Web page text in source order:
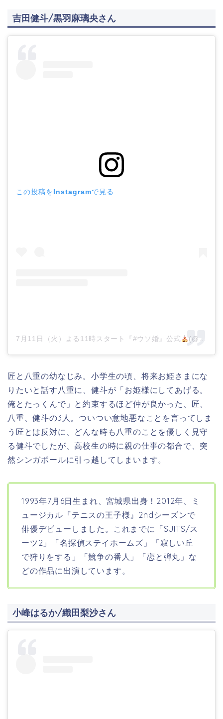
吉田健斗/黒羽麻璃央さん
この投稿をInstagramで見る
7月11日（火）よる11時スタート『#ウソ婚』公式 (@kadora_11j)がシェアした投稿
匠と八重の幼なじみ。小学生の頃、将来お姫さまにな
りたいと話す八重に、健斗が「お姫様にしてあげる。
俺とたっくんで」と約束するほど仲が良かった、匠、
八重、健斗の3人。ついつい意地悪なことを言ってしま
う匠とは反対に、どんな時も八重のことを優しく見守
る健斗でしたが、高校生の時に親の仕事の都合で、突
然シンガポールに引っ越してしまいます。
1993年7月6日生まれ、宮城県出身！ 2012年、
ミ
ュージカル『テニスの王子様』2ndシーズンで
俳優デビューしました。これまでに「SUITS/ス
ーツ2」「名探偵ステイホームズ」「寂しい丘
で狩りをする」「競争の番人」「恋と弾丸」な
どの作品に出演しています。
小峰はるか/織田梨沙さん